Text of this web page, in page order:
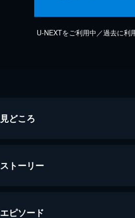
U-NEXTをご利用中／過去に利
見どころ
ストーリー
エピソード